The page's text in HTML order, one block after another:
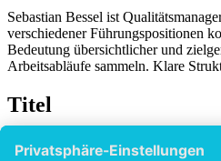
Sebastian Bessel ist
verschiedener Führungspositionen
Bedeutung übersichtlicher und
Arbeitsabläufe sammeln. Klare
Titel